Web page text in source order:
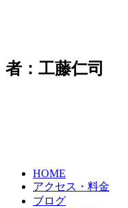
者：工藤仁司
HOME
アクセス・料金
ブログ